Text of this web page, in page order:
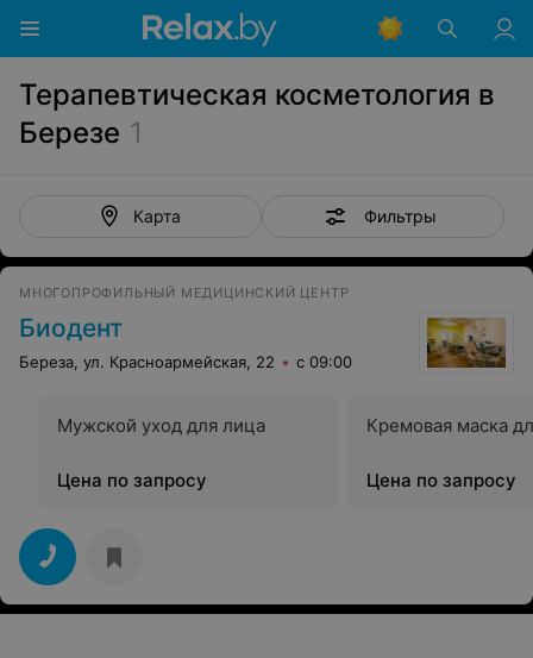
Терапевтическая косметология в
Березе 1
Карта Фильтры
МНОГОПРОФИЛЬНЫЙ МЕДИЦИНСКИЙ ЦЕНТР
Биодент
Береза, ул. Красноармейская, 22 с 09:00
Мужской уход для лица
Цена по запросу
Кремовая маска
Цена по запросу